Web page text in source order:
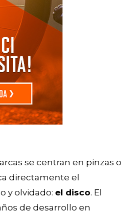
se centran en pinzas o
directamente el
y olvidado: el disco. El
de desarrollo en